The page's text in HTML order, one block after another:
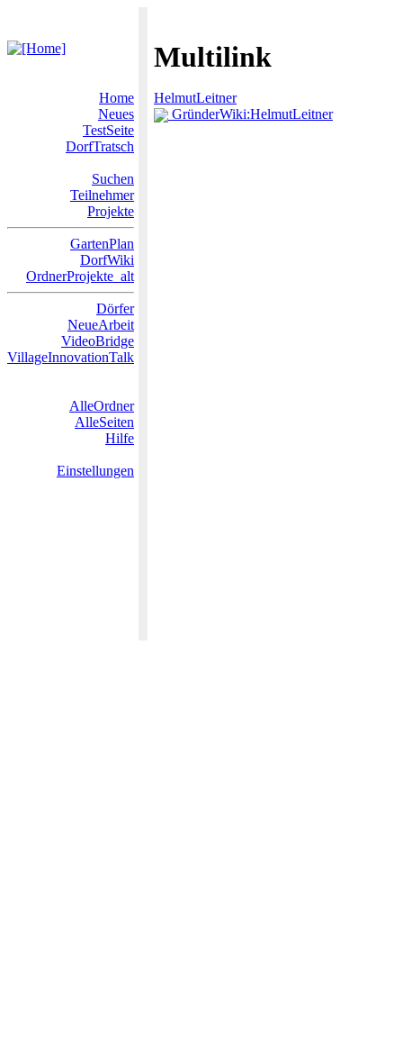
Multilink
Home
Neues
TestSeite
DorfTratsch
Suchen
Teilnehmer
Projekte
GartenPlan
DorfWiki
OrdnerProjekte_alt
Dörfer
NeueArbeit
VideoBridge
VillageInnovationTalk
AlleOrdner
AlleSeiten
Hilfe
Einstellungen
HelmutLeitner
GründerWiki:HelmutLeitner